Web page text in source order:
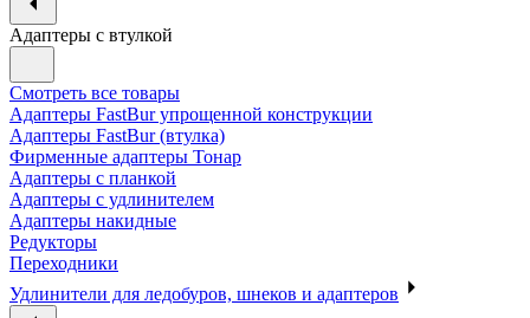
Адаптеры с втулкой
Смотреть все товары
Адаптеры FastBur упрощенной конструкции
Адаптеры FastBur (втулка)
Фирменные адаптеры Тонар
Адаптеры с планкой
Адаптеры с удлинителем
Адаптеры накидные
Редукторы
Переходники
Удлинители для ледобуров, шнеков и адаптеров